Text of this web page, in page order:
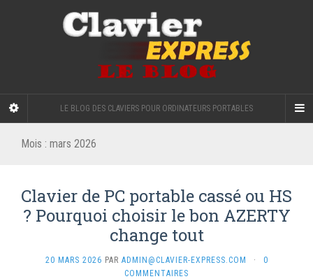
LE BLOG DES CLAVIERS POUR ORDINATEURS PORTABLES
Mois : mars 2026
Clavier de PC portable cassé ou HS
? Pourquoi choisir le bon AZERTY
change tout
20 MARS 2026 PAR ADMIN@CLAVIER-EXPRESS.COM ·
0
COMMENTAIRES